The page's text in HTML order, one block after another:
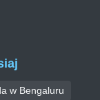
w Bengaluru